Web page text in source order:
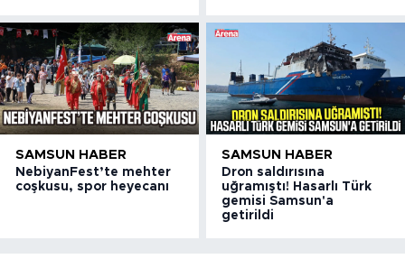
SAMSUN HABER
NebiyanFest’te mehter
coşkusu, spor heyecanı
SAMSUN HABER
Dron saldırısına
uğramıştı! Hasarlı Türk
gemisi Samsun'a
getirildi